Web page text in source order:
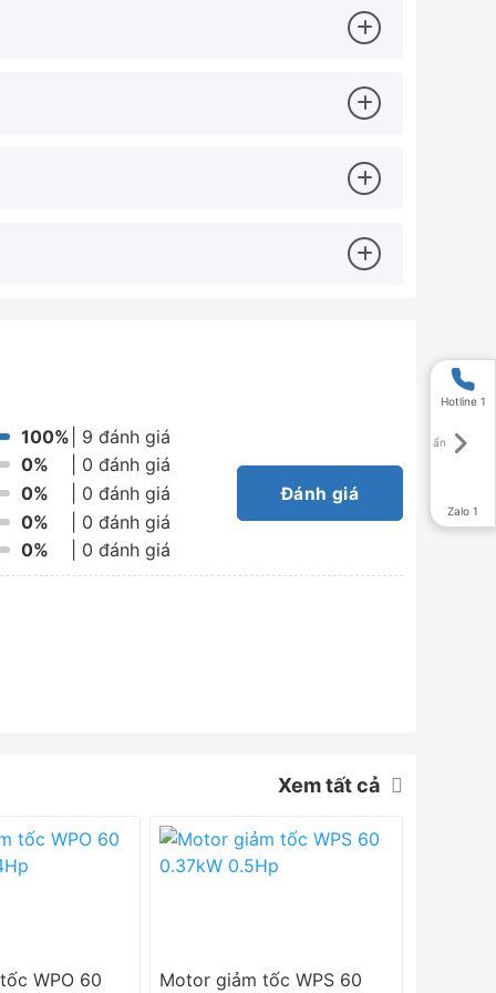
100%| 9 đánh giá
0%
| 0 đánh giá
0%
| 0 đánh giá
0%
| 0 đánh giá
0% | 0 đánh giá
Đánh giá
Xem tất cả
WPO 60
Motor giảm tốc WPS 60
Hotline 1
Zalo 1